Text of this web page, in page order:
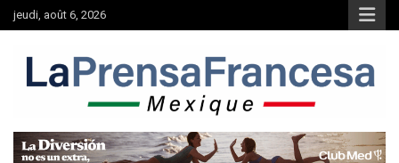
Aller
au
jeudi, août 6, 2026